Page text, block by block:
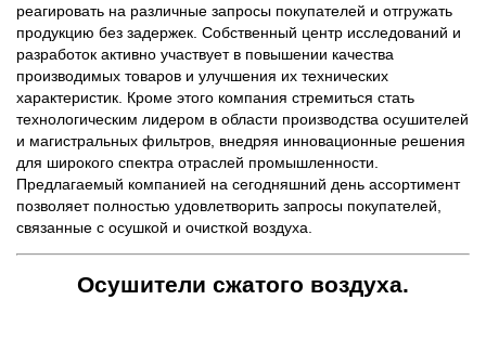
реагировать на различные запросы покупателей и отгружать
продукцию без задержек. Собственный центр исследований и
разработок активно участвует в повышении качества
производимых товаров и улучшения их технических
характеристик. Кроме этого компания стремиться стать
технологическим лидером в области производства осушителей
и магистральных фильтров, внедряя инновационные решения
для широкого спектра отраслей промышленности.
Предлагаемый компанией на сегодняшний день ассортимент
позволяет полностью удовлетворить запросы покупателей,
связанные с осушкой и очисткой воздуха.
Осушители сжатого воздуха.